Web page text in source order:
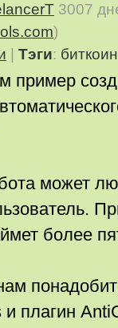
3007
)
Тэги:
пример
может
более
плагин